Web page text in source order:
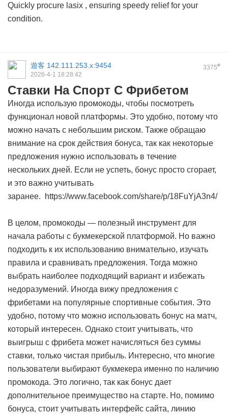
Quickly procure lasix , ensuring speedy relief for your
condition.
3375#
遊客 142.111.253.x:9454
2026-4-1 18:28:42
Ставки На Спорт С Фрибетом
Иногда использую промокоды, чтобы посмотреть
функционал новой платформы. Это удобно, потому что
можно начать с небольшим риском. Также обращаю
внимание на срок действия бонуса, так как некоторые
предложения нужно использовать в течение
нескольких дней. Если не успеть, бонус просто сгорает,
и это важно учитывать
заранее.
https://www.facebook.com/share/p/18FuYjA3n4/
В целом, промокоды — полезный инструмент для
начала работы с букмекерской платформой. Но важно
подходить к их использованию внимательно, изучать
правила и сравнивать предложения. Тогда можно
выбрать наиболее подходящий вариант и избежать
недоразумений. Иногда вижу предложения с
фрибетами на популярные спортивные события. Это
удобно, потому что можно использовать бонус на матч,
который интересен. Однако стоит учитывать, что
выигрыш с фрибета может начисляться без суммы
ставки, только чистая прибыль. Интересно, что многие
пользователи выбирают букмекера именно по наличию
промокода. Это логично, так как бонус дает
дополнительное преимущество на старте. Но, помимо
бонуса, стоит учитывать интерфейс сайта, линию